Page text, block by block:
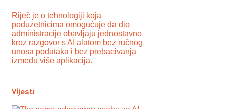
Riječ je o tehnologiji koja
poduzetnicima omogućuje da dio
administracije obavljaju jednostavno
kroz razgovor s AI alatom bez ručnog
unosa podataka i bez prebacivanja
između više aplikacija.
Vijesti